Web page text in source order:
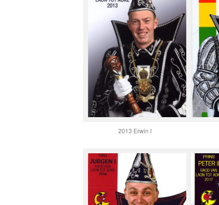
2013 Erwin I